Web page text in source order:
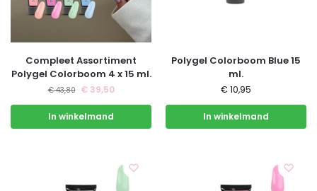
Compleet Assortiment
Polygel Colorboom 4 x 15 ml.
€43,80 €39,50
In winkelmand
Polygel Colorboom Blue 15
ml.
€ 10,95
In winkelmand